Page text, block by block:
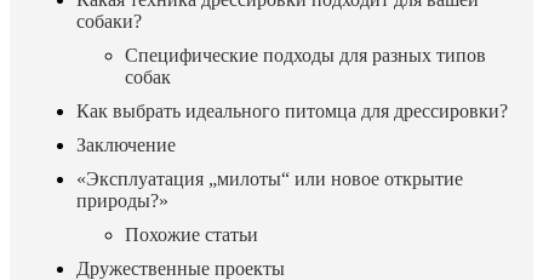
собаки?
Специфические подходы для разных типов
собак
Как выбрать идеального питомца для дрессировки?
Заключение
«Эксплуатация „милоты“ или новое открытие
природы?»
Похожие статьи
Дружественные проекты